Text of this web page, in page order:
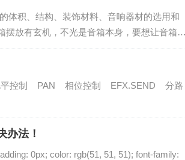
体积、结构、装饰材料、音响器材的选用和
放有玄机，不光是音箱本身，要想让音箱起
小编就和大家分享一下，摆放音箱的的4个小
控制 PAN 相位控制 EFX.SEND 分路
办法！
0px; color: rgb(51, 51, 51); font-family: